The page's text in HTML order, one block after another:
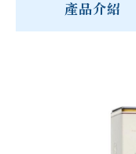
產品介紹